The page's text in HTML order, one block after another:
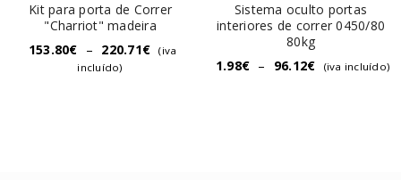
Kit para porta de Correr
"Charriot" madeira
153.80€ – 220.71€
(iva
incluído)
Sistema oculto portas
interiores de correr 0450/80
80kg
1.98€ – 96.12€ (iva incluído)